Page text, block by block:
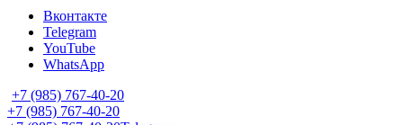
Вконтакте
Telegram
YouTube
WhatsApp
+7 (985) 767-40-20
+7 (985) 767-40-20